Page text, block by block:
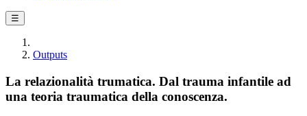
☰
Outputs
La relazionalità trumatica. Dal trauma infantile ad
una teoria traumatica della conoscenza.